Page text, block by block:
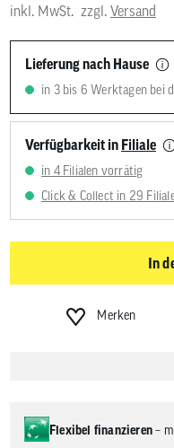
inkl. MwSt. zzgl. Versand
Lieferung nach Hause
in 3 bis 6 Werktagen bei
Verfügbarkeit in Filiale
in 4 Filialen vorrätig
Click & Collect in 29
In
Merken
Flexibel finanzieren–